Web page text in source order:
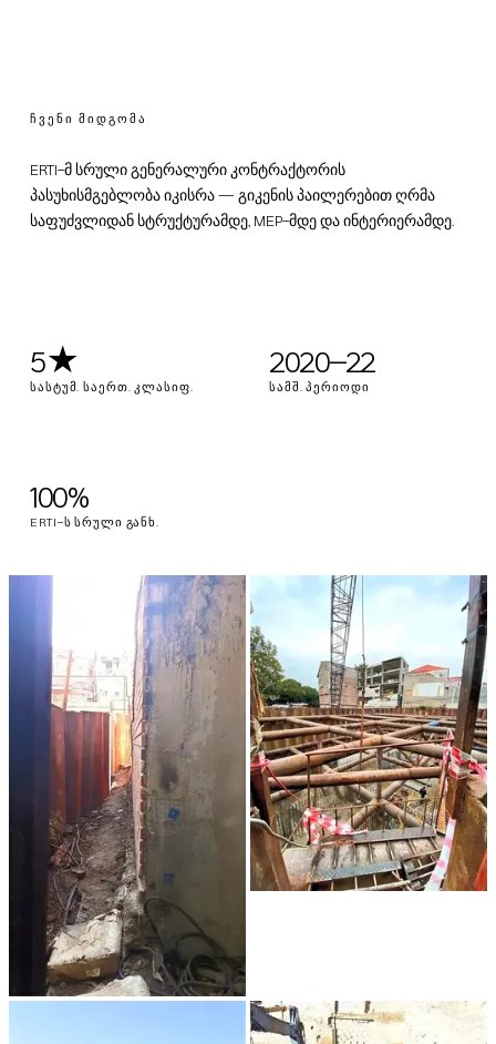
ᲩᲕᲔᲜᲘ ᲛᲘᲓᲒᲝᲛᲐ
ERTI-მ სრული გენერალური კონტრაქტორის
პასუხისმგებლობა იკისრა — გიკენის პაილერებით ღრმა
საფუძვლიდან სტრუქტურამდე, MEP-მდე და ინტერიერამდე.
5★
ᲡᲐᲡᲢᲣᲛ. ᲡᲐᲔᲠᲗ. ᲙᲚᲐᲡᲘᲤ.
2020–22
ᲡᲐᲛᲨ. ᲞᲔᲠᲘᲝᲓᲘ
100%
ERTI-Ს ᲡᲠᲣᲚᲘ ᲒᲐᲜᲮ.